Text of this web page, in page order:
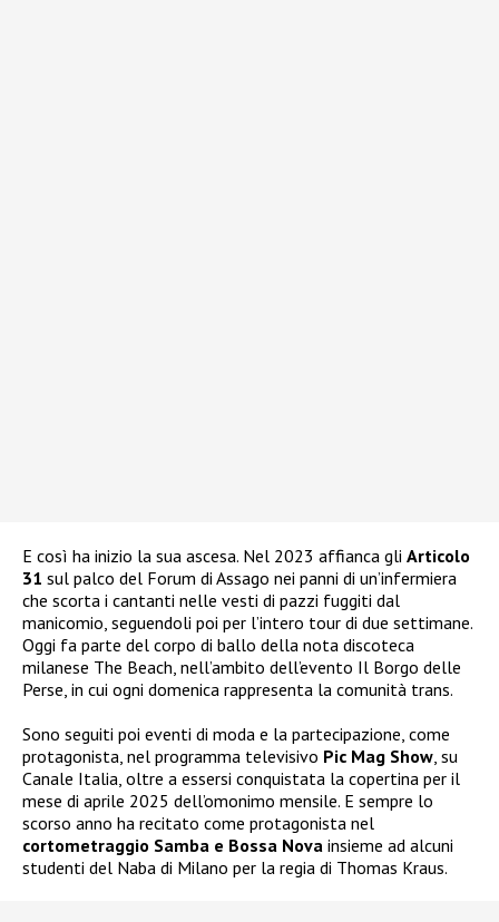
E così ha inizio la sua ascesa. Nel 2023 affianca gli Articolo
31 sul palco del Forum di Assago nei panni di un’infermiera
che scorta i cantanti nelle vesti di pazzi fuggiti dal
manicomio, seguendoli poi per l’intero tour di due settimane.
Oggi fa parte del corpo di ballo della nota discoteca
milanese The Beach, nell’ambito dell’evento Il Borgo delle
Perse, in cui ogni domenica rappresenta la comunità trans.
Sono seguiti poi eventi di moda e la partecipazione, come
protagonista, nel programma televisivo Pic Mag Show, su
Canale Italia, oltre a essersi conquistata la copertina per il
mese di aprile 2025 dell’omonimo mensile. E sempre lo
scorso anno ha recitato come protagonista nel
cortometraggio Samba e Bossa Nova insieme ad alcuni
studenti del Naba di Milano per la regia di Thomas Kraus.